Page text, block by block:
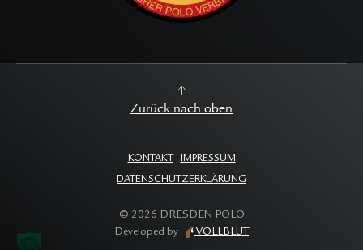
Zurück nach oben
KONTAKT
IMPRESSUM
DATENSCHUTZERKLÄRUNG
© 2026 DRESDEN POLO
Developed by
VOLLBLUT